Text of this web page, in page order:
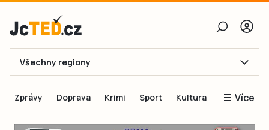
E-mail
Všechny regiony
Zprávy Doprava Krimi Sport Kultura Více
Blogy